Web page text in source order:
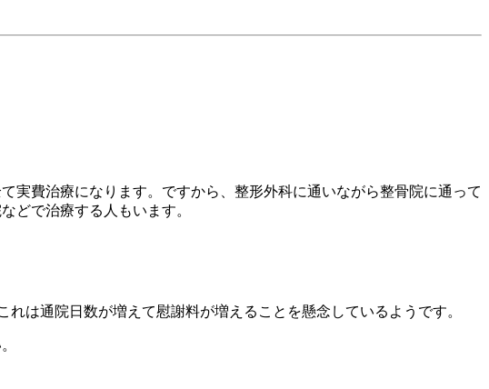
実費治療になります。ですから、整形外科に通いながら整骨院に通って
どで治療する人もいます。
は通院日数が増えて慰謝料が増えることを懸念しているようです。